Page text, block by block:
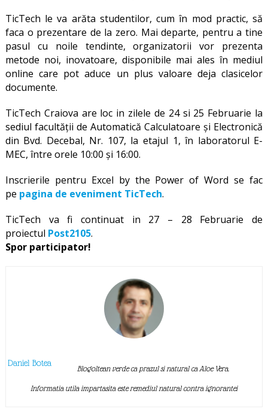
TicTech le va arăta studentilor, cum în mod practic, să
faca o prezentare de la zero. Mai departe, pentru a tine
pasul cu noile tendinte, organizatorii vor prezenta
metode noi, inovatoare, disponibile mai ales în mediul
online care pot aduce un plus valoare deja clasicelor
documente.
TicTech Craiova are loc in zilele de 24 si 25 Februarie la
sediul facultăţii de Automatică Calculatoare şi Electronică
din Bvd. Decebal, Nr. 107, la etajul 1, în laboratorul E-
MEC, între orele 10:00 şi 16:00.
Inscrierile pentru Excel by the Power of Word se fac
pe pagina de eveniment TicTech.
TicTech va fi continuat in 27 – 28 Februarie de
proiectul Post2105.
Spor participator!
Daniel Botea
Blogoltean verde ca prazul si natural ca Aloe Vera.
Informatia utila impartasita este remediul natural contra ignorantei